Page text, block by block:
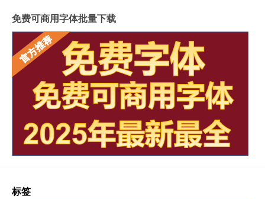
免费可商用字体批量下载
标签